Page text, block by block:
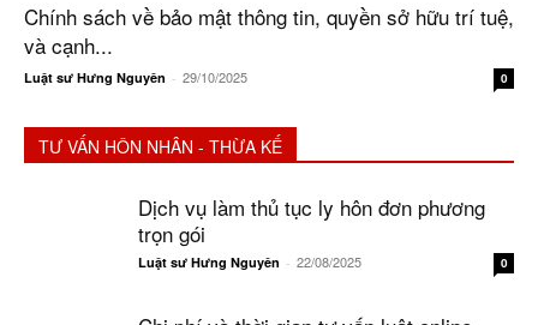
Chính sách về bảo mật thông tin, quyền sở hữu trí tuệ,
và cạnh...
Luật sư Hưng Nguyên - 29/10/2025 0
TƯ VẤN HÔN NHÂN - THỪA KẾ
Dịch vụ làm thủ tục ly hôn đơn phương
trọn gói
Luật sư Hưng Nguyên - 22/08/2025 0